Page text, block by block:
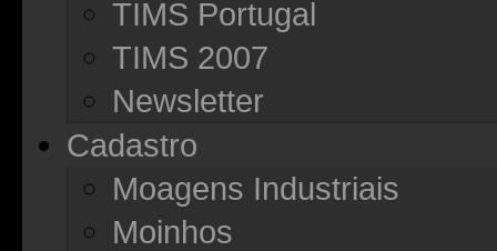
TIMS Portugal
TIMS 2007
Newsletter
Cadastro
Moagens Industriais
Moinhos